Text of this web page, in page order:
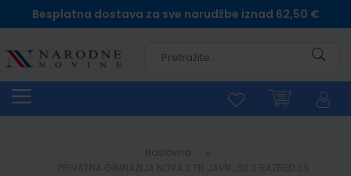
Besplatna dostava za sve narudžbe iznad 62,50 €
Naslovna